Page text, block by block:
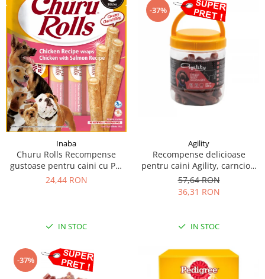
Inaba
Churu Rolls Recompense
gustoase pentru caini cu Pui
si somon 8 x 12 g
24,44 RON
IN STOC
-37%
Agility
Recompense delicioase
pentru caini Agility, carnciori
uscati de vita-7cm, 500g
57,64 RON
36,31 RON
IN STOC
-37%